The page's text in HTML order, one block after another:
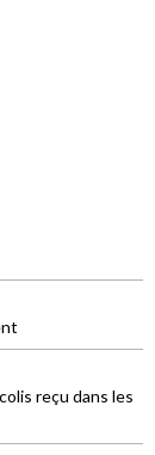
reçu dans les